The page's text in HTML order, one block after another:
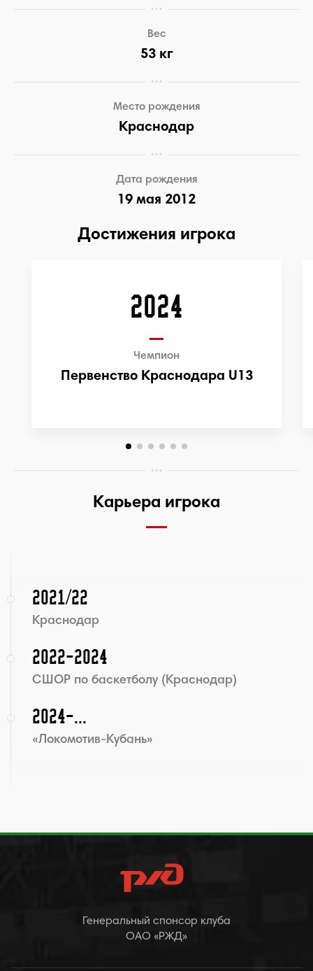
Вес
53 кг
Место рождения
Краснодар
Дата рождения
19 мая 2012
Достижения игрока
2024
Чемпион
Первенство Краснодара U13
Карьера игрока
2021/22
Краснодар
2022-2024
СШОР по баскетболу (Краснодар)
2024-...
«Локомотив-Кубань»
Генеральный спонсор клуба
ОАО «РЖД»